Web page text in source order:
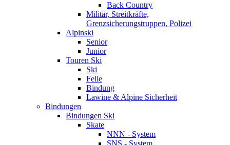
Back Country
Militär, Streitkräfte,
Grenzsicherungstruppen, Polizei
Alpinski
Senior
Junior
Touren Ski
Ski
Felle
Bindung
Lawine & Alpine Sicherheit
Bindungen
Bindungen Ski
Skate
NNN - System
SNS - System